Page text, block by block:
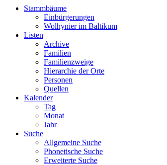
Stammbäume
Einbürgerungen
Wolhynier im Baltikum
Listen
Archive
Familien
Familienzweige
Hierarchie der Orte
Personen
Quellen
Kalender
Tag
Monat
Jahr
Suche
Allgemeine Suche
Phonetische Suche
Erweiterte Suche